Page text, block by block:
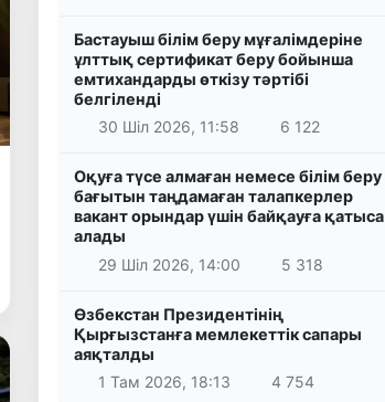
Бастауыш білім беру мұғалімдеріне
ұлттық сертификат беру бойынша
емтихандарды өткізу тәртібі
белгіленді
30 Шіл 2026, 11:58
6 122
Оқуға түсе алмаған немесе білім беру
бағытын таңдамаған талапкерлер
вакант орындар үшін байқауға қатыса
алады
29 Шіл 2026, 14:00
5 318
Өзбекстан Президентінің
Қырғызстанға мемлекеттік сапары
аяқталды
1 Там 2026, 18:13
4 754